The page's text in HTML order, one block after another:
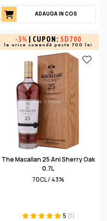
ADAUGA IN COS
-3% | CUPON: SD700
la orice comandă peste 700 lei
The Macallan 25 Ani Sherry Oak
0.7L
70CL / 43%
5 (1)